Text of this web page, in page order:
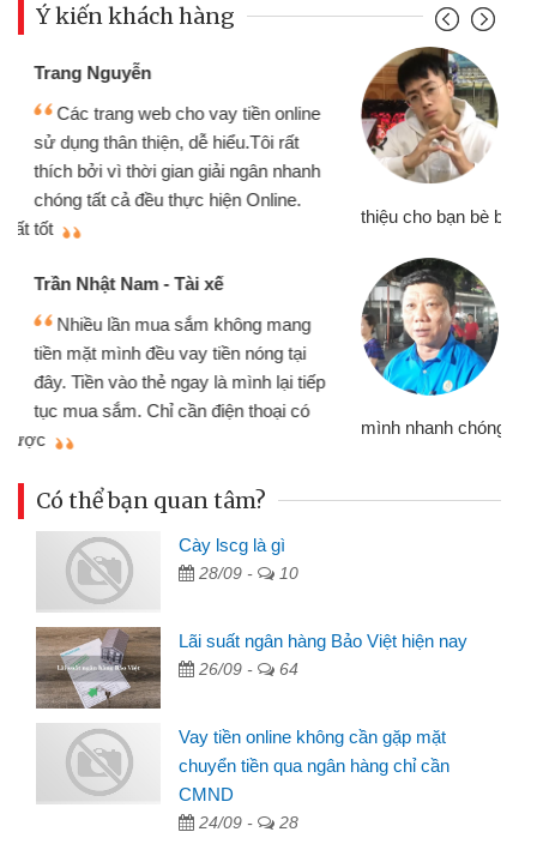
Ý kiến khách hàng
Mình cần tiền gấp nên định cầm cố
chiếc xe wave nhưng thật may đã có
gói vay tiền bằng CMND online không
cần gặp mặt nên rất tiện lợi, sẽ giới
thiệu cho bạn bè biết
Cấn Văn Lực - Tạp hóa
Tôi kinh doanh buôn bán nhỏ lẻ
nhiều lúc cần vốn nhập hàng, nhờ biết
đến website qua bạn bè giới thiệu tôi
đã giải quyết được công việc của
Có thể bạn quan tâm?
Cày lscg là gì
28/09 - 10
Lãi suất ngân hàng Bảo Việt hiện nay
26/09 - 64
Vay tiền online không cần gặp mặt
chuyển tiền qua ngân hàng chỉ cần
CMND
24/09 - 28